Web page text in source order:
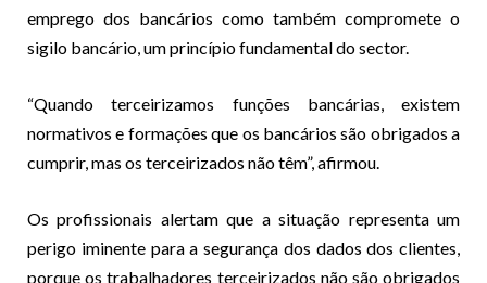
emprego dos bancários como também compromete o
sigilo bancário, um princípio fundamental do sector.
“Quando terceirizamos funções bancárias, existem
normativos e formações que os bancários são obrigados a
cumprir, mas os terceirizados não têm”, afirmou.
Os profissionais alertam que a situação representa um
perigo iminente para a segurança dos dados dos clientes,
porque os trabalhadores terceirizados não são obrigados